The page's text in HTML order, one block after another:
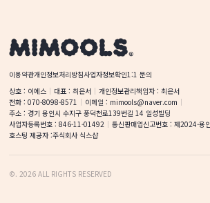
이용약관개인정보처리방침사업자정보확인1:1 문의
상호 : 이에스 대표 : 최은서 개인정보관리책임자 : 최은서
전화 : 070-8098-8571 이메일 : mimools@naver.com
주소 : 경기 용인시 수지구 풍덕천로139번길 14 일성빌딩
사업자등록번호 : 846-11-01492 통신판매업신고번호 : 제2024-용
호스팅 제공자 :주식회사 식스샵
©. 2026 ALL RIGHTS RESERVED